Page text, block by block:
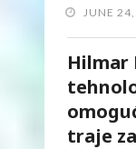
JUNE
Hilmar
traje